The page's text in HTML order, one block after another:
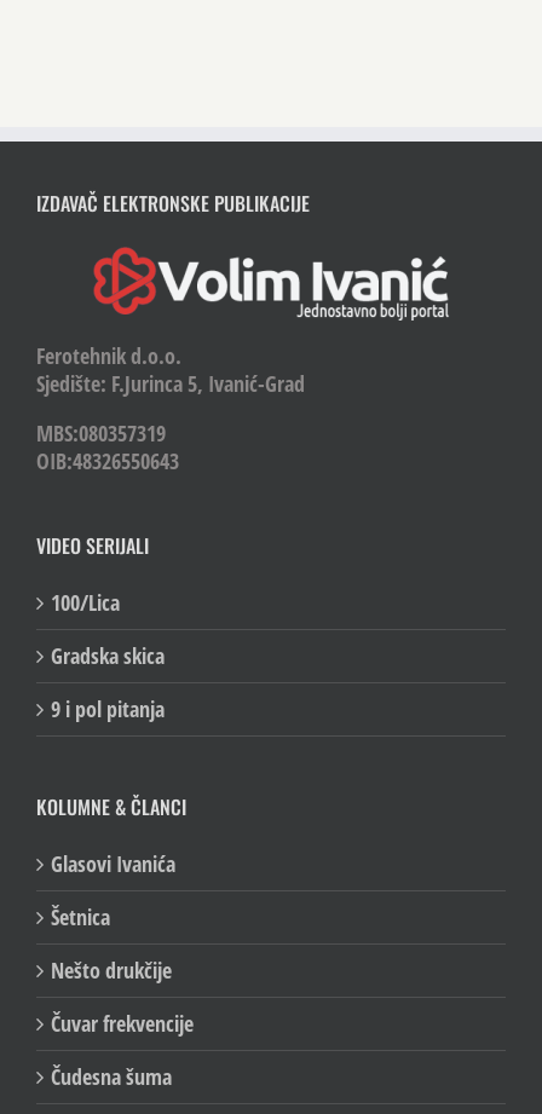
IZDAVAČ ELEKTRONSKE PUBLIKACIJE
Ferotehnik d.o.o.
Sjedište: F.Jurinca 5, Ivanić-Grad
MBS:080357319
OIB:48326550643
VIDEO SERIJALI
100/Lica
Gradska skica
9 i pol pitanja
KOLUMNE & ČLANCI
Glasovi Ivanića
Šetnica
Nešto drukčije
Čuvar frekvencije
Čudesna šuma